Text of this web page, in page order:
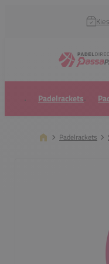
Padelrackets
Padelrackets